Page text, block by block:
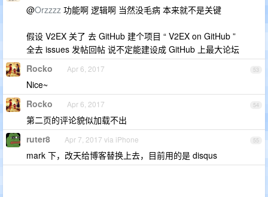
@Orzzzz 功能啊 逻辑啊 当然没毛病 本来就不是关键
假设 V2EX 关了 去 GitHub 建个项目 “ V2EX on GitHub ”
全去 issues 发帖回帖 说不定能建设成 GitHub 上最大论坛
53
Rocko Apr 6, 2017
Nice~
54
Rocko Apr 6, 2017
第二页的评论貌似加载不出
55
ruter8 Apr 7, 2017 via iPhone
mark 下，改天给博客替换上去，目前用的是 disqus